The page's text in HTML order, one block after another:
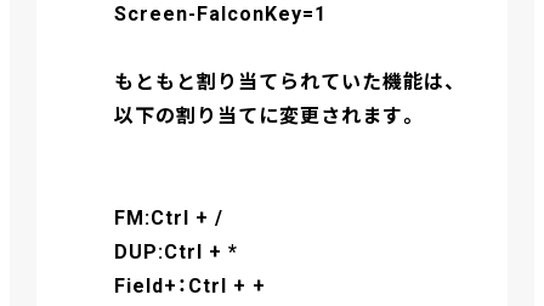
Screen-FalconKey=1
もともと割り当てられていた機能は、
以下の割り当てに変更されます。
FM:Ctrl + /
DUP:Ctrl + *
Field+：Ctrl + +